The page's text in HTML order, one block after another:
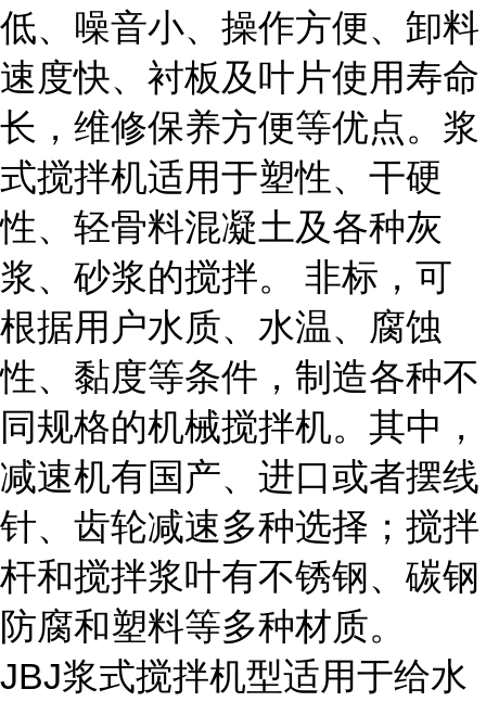
低、噪音小、操作方便、卸料
速度快、衬板及叶片使用寿命
长，维修保养方便等优点。浆
式搅拌机适用于塑性、干硬
性、轻骨料混凝土及各种灰
浆、砂浆的搅拌。 非标，可
根据用户水质、水温、腐蚀
性、黏度等条件，制造各种不
同规格的机械搅拌机。其中，
减速机有国产、进口或者摆线
针、齿轮减速多种选择；搅拌
杆和搅拌浆叶有不锈钢、碳钢
防腐和塑料等多种材质。
JBJ浆式搅拌机型适用于给水